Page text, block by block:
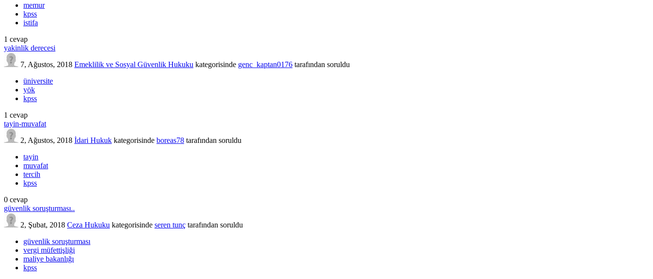
memur
kpss
istifa
1 cevap
yakinlik derecesi
7, Ağustos, 2018 Emeklilik ve Sosyal Güvenlik Hukuku kategorisinde genc_kaptan0176 tarafından soruldu
üniversite
yök
kpss
1 cevap
tayin-muvafat
2, Ağustos, 2018 İdari Hukuk kategorisinde boreas78 tarafından soruldu
tayin
muvafat
tercih
kpss
0 cevap
güvenlik soruşturması..
2, Şubat, 2018 Ceza Hukuku kategorisinde seren tunç tarafından soruldu
güvenlik soruşturması
vergi müfettişliği
maliye bakanlığı
kpss